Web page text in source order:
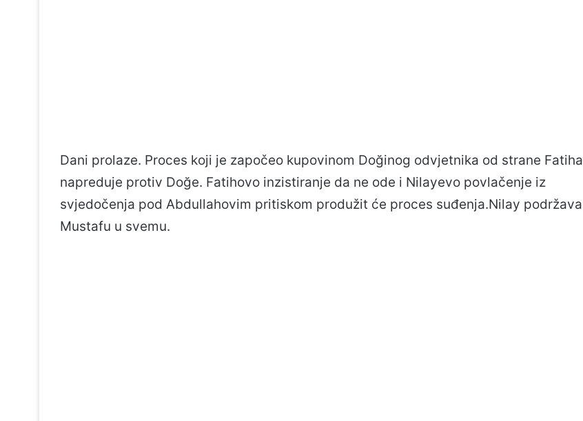
Dani prolaze. Proces koji je započeo kupovinom Doğinog odvjetnika od strane Fatiha
napreduje protiv Doğe. Fatihovo inzistiranje da ne ode i Nilayevo povlačenje iz
svjedočenja pod Abdullahovim pritiskom produžit će proces suđenja.Nilay podržava
Mustafu u svemu.